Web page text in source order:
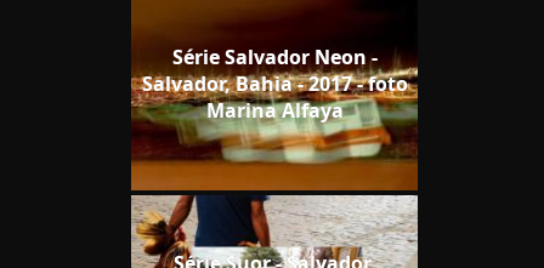
Série Salvador Neon -
Salvador, Bahia - 2017 - foto
Marina Alfaya
Série Suor - Salvador,